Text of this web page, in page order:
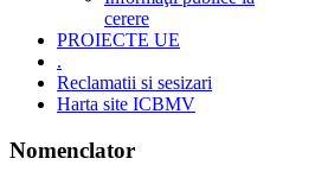
cerere
PROIECTE UE
.
Reclamatii si sesizari
Harta site ICBMV
Nomenclator